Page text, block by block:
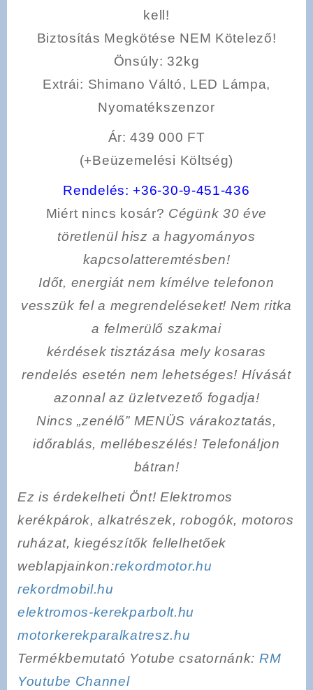
kell!
Biztosítás Megkötése NEM Kötelező!
Önsúly: 32kg
Extrái: Shimano Váltó, LED Lámpa,
Nyomatékszenzor
Ár: 439 000 FT
(+Beüzemelési Költség)
Rendelés: +36-30-9-451-436
Miért nincs kosár? Cégünk 30 éve
töretlenül hisz a hagyományos
kapcsolatteremtésben!
Időt, energiát nem kímélve telefonon
vesszük fel a megrendeléseket! Nem ritka
a felmerülő szakmai
kérdések tisztázása mely kosaras
rendelés esetén nem lehetséges! Hívását
azonnal az üzletvezető fogadja!
Nincs „zenélő” MENÜS várakoztatás,
időrablás, mellébeszélés! Telefonáljon
bátran!
Ez is érdekelheti Önt! Elektromos
kerékpárok, alkatrészek, robogók, motoros
ruházat, kiegészítők fellelhetőek
weblapjainkon:rekordmotor.hu
rekordmobil.hu
elektromos-kerekparbolt.hu
motorkerekparalkatresz.hu
Termékbemutató Yotube csatornánk: RM
Youtube Channel